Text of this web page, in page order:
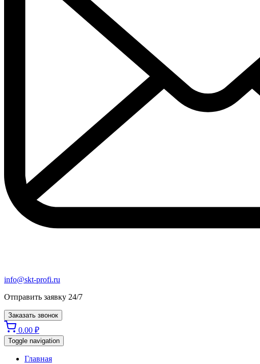
info@skt-profi.ru
Отправить заявку 24/7
Заказать звонок
0.00 ₽
Toggle navigation
Главная